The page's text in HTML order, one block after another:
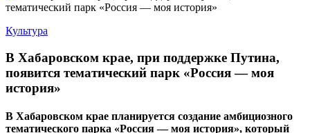
Культура
В Хабаровском крае, при поддержке Путина,
появится тематический парк «Россия — моя
история»
В Хабаровском крае планируется создание амбициозного
тематического парка «Россия — моя история», который